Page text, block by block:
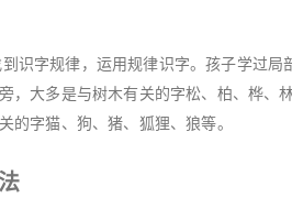
字规律，运用规律识字。孩子学过局
，大多是与树木有关的字松、柏、桦、
的字猫、狗、猪、狐狸、狼等。